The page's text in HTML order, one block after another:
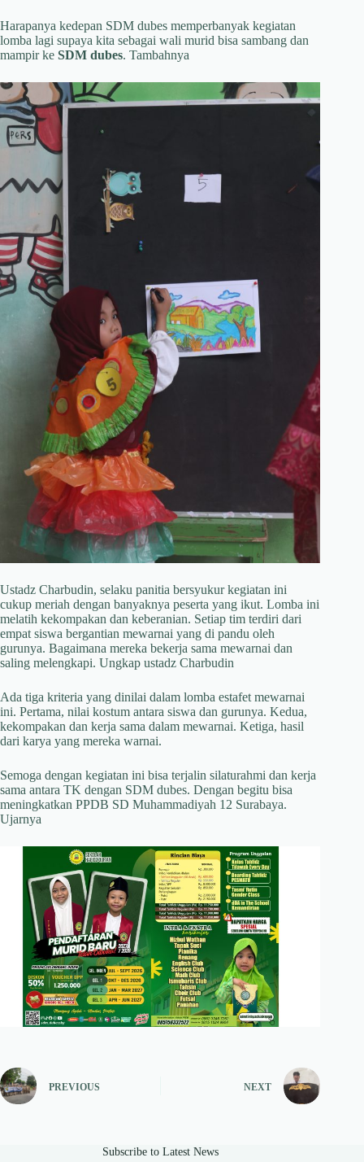
Harapanya kedepan SDM dubes memperbanyak kegiatan
lomba lagi supaya kita sebagai wali murid bisa sambang dan
mampir ke SDM dubes. Tambahnya
Ustadz Charbudin, selaku panitia bersyukur kegiatan ini
cukup meriah dengan banyaknya peserta yang ikut. Lomba ini
melatih kekompakan dan keberanian. Setiap tim terdiri dari
empat siswa bergantian mewarnai yang di pandu oleh
gurunya. Bagaimana mereka bekerja sama mewarnai dan
saling melengkapi. Ungkap ustadz Charbudin
Ada tiga kriteria yang dinilai dalam lomba estafet mewarnai
ini. Pertama, nilai kostum antara siswa dan gurunya. Kedua,
kekompakan dan kerja sama dalam mewarnai. Ketiga, hasil
dari karya yang mereka warnai.
Semoga dengan kegiatan ini bisa terjalin silaturahmi dan kerja
sama antara TK dengan SDM dubes. Dengan begitu bisa
meningkatkan PPDB SD Muhammadiyah 12 Surabaya.
Ujarnya
PREVIOUS NEXT
Subscribe to Latest News